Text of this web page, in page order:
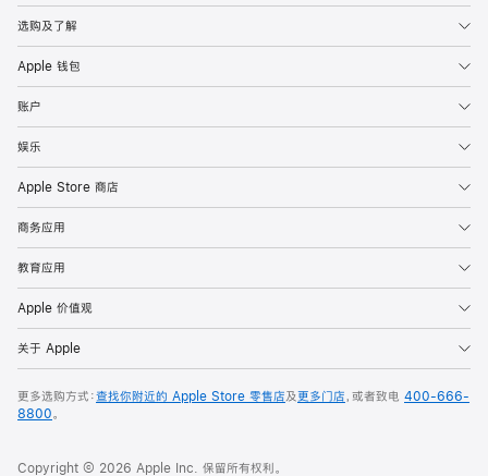
选购及了解
Apple 钱包
账户
娱乐
Apple Store 商店
商务应用
教育应用
Apple 价值观
关于 Apple
更多选购方式：查找你附近的 Apple Store 零售店及更多门店，或者致电 400-666-
8800。
Copyright © 2026 Apple Inc. 保留所有权利。